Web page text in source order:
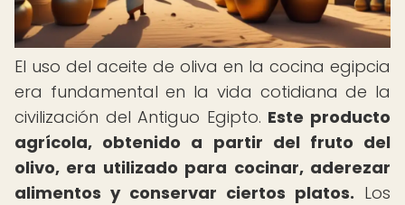
El uso del aceite de oliva en la cocina egipcia
era fundamental en la vida cotidiana de la
civilización del Antiguo Egipto. Este producto
agrícola, obtenido a partir del fruto del
olivo, era utilizado para cocinar, aderezar
alimentos y conservar ciertos platos. Los